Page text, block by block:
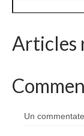
1002
1302
1595
Articles
Un